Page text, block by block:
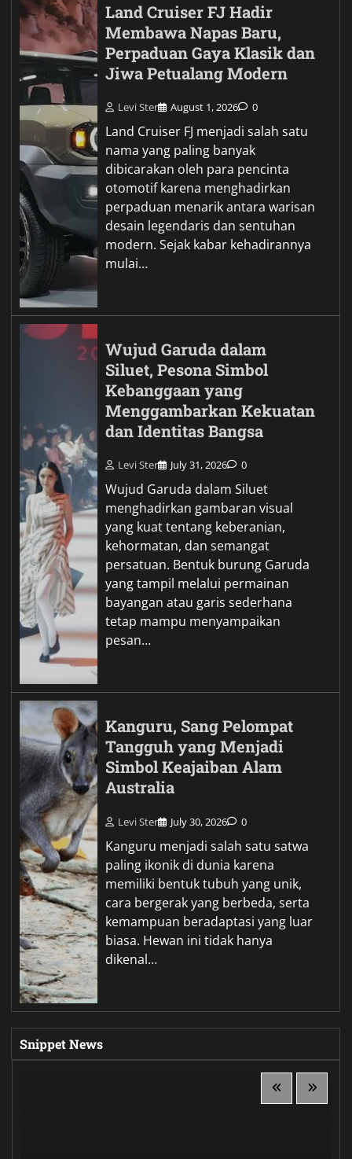
Land Cruiser FJ Hadir
Membawa Napas Baru,
Perpaduan Gaya Klasik dan
Jiwa Petualang Modern
Levi Ster August 1, 2026 0
Land Cruiser FJ menjadi salah satu
nama yang paling banyak
dibicarakan oleh para pencinta
otomotif karena menghadirkan
perpaduan menarik antara warisan
desain legendaris dan sentuhan
modern. Sejak kabar kehadirannya
mulai…
Wujud Garuda dalam
Siluet, Pesona Simbol
Kebanggaan yang
Menggambarkan Kekuatan
dan Identitas Bangsa
Levi Ster July 31, 2026 0
Wujud Garuda dalam Siluet
menghadirkan gambaran visual
yang kuat tentang keberanian,
kehormatan, dan semangat
persatuan. Bentuk burung Garuda
yang tampil melalui permainan
bayangan atau garis sederhana
tetap mampu menyampaikan
pesan…
Kanguru, Sang Pelompat
Tangguh yang Menjadi
Simbol Keajaiban Alam
Australia
Levi Ster July 30, 2026 0
Kanguru menjadi salah satu satwa
paling ikonik di dunia karena
memiliki bentuk tubuh yang unik,
cara bergerak yang berbeda, serta
kemampuan beradaptasi yang luar
biasa. Hewan ini tidak hanya
dikenal…
Snippet News